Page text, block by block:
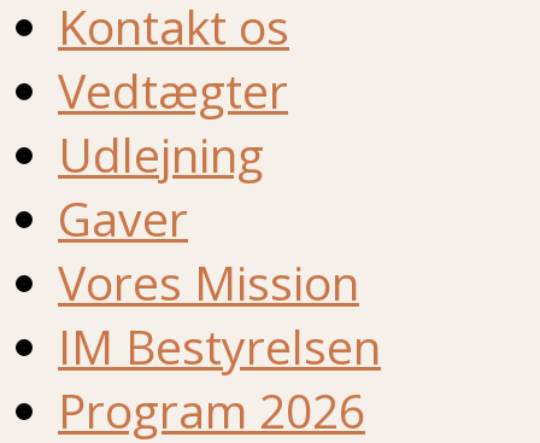
Kontakt os
Vedtægter
Udlejning
Gaver
Vores Mission
IM Bestyrelsen
Program 2026